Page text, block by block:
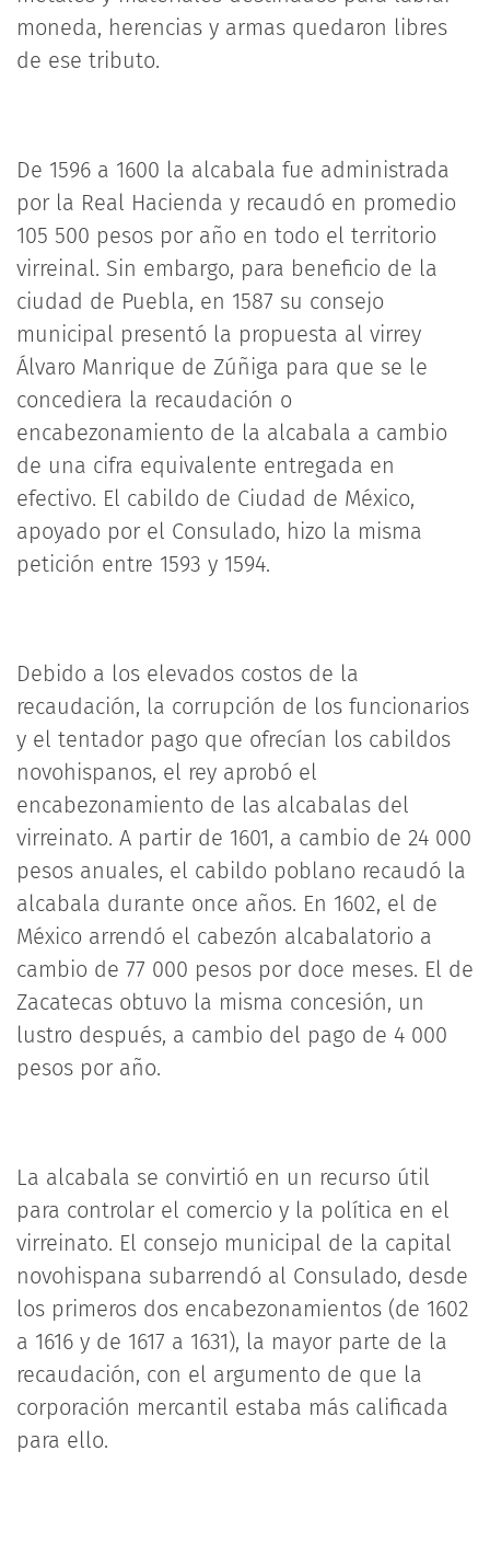
moneda, herencias y armas quedaron libres
de ese tributo.
De 1596 a 1600 la alcabala fue administrada
por la Real Hacienda y recaudó en promedio
105 500 pesos por año en todo el territorio
virreinal. Sin embargo, para beneficio de la
ciudad de Puebla, en 1587 su consejo
municipal presentó la propuesta al virrey
Álvaro Manrique de Zúñiga para que se le
concediera la recaudación o
encabezonamiento de la alcabala a cambio
de una cifra equivalente entregada en
efectivo. El cabildo de Ciudad de México,
apoyado por el Consulado, hizo la misma
petición entre 1593 y 1594.
Debido a los elevados costos de la
recaudación, la corrupción de los funcionarios
y el tentador pago que ofrecían los cabildos
novohispanos, el rey aprobó el
encabezonamiento de las alcabalas del
virreinato. A partir de 1601, a cambio de 24 000
pesos anuales, el cabildo poblano recaudó la
alcabala durante once años. En 1602, el de
México arrendó el cabezón alcabalatorio a
cambio de 77 000 pesos por doce meses. El de
Zacatecas obtuvo la misma concesión, un
lustro después, a cambio del pago de 4 000
pesos por año.
La alcabala se convirtió en un recurso útil
para controlar el comercio y la política en el
virreinato. El consejo municipal de la capital
novohispana subarrendó al Consulado, desde
los primeros dos encabezonamientos (de 1602
a 1616 y de 1617 a 1631), la mayor parte de la
recaudación, con el argumento de que la
corporación mercantil estaba más calificada
para ello.